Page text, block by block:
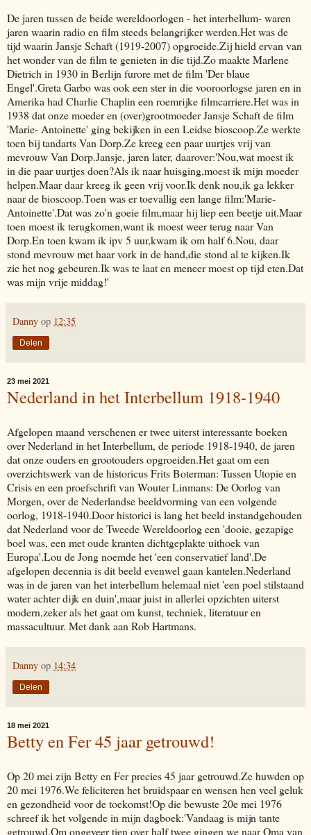
De jaren tussen de beide wereldoorlogen - het interbellum- waren
jaren waarin radio en film steeds belangrijker werden.Het was de
tijd waarin Jansje Schaft (1919-2007) opgroeide.Zij hield ervan van
het wonder van de film te genieten in die tijd.Zo maakte Marlene
Dietrich in 1930 in Berlijn furore met de film 'Der blaue
Engel'.Greta Garbo was ook een ster in die vooroorlogse jaren en in
Amerika had Charlie Chaplin een roemrijke filmcarriere.Het was in
1938 dat onze moeder en (over)grootmoeder Jansje Schaft de film
'Marie- Antoinette' ging bekijken in een Leidse bioscoop.Ze werkte
toen bij tandarts Van Dorp.Ze kreeg een paar uurtjes vrij van
mevrouw Van Dorp.Jansje, jaren later, daarover:'Nou,wat moest ik
in die paar uurtjes doen?Als ik naar huisging,moest ik mijn moeder
helpen.Maar daar kreeg ik geen vrij voor.Ik denk nou,ik ga lekker
naar de bioscoop.Toen was er toevallig een lange film:'Marie-
Antoinette'.Dat was zo'n goeie film,maar hij liep een beetje uit.Maar
toen moest ik terugkomen,want ik moest weer terug naar Van
Dorp.En toen kwam ik ipv 5 uur,kwam ik om half 6.Nou, daar
stond mevrouw met haar vork in de hand,die stond al te kijken.Ik
zie het nog gebeuren.Ik was te laat en meneer moest op tijd eten.Dat
was mijn vrije middag!'
Danny op 12:35
Delen
23 mei 2021
Nederland in het Interbellum 1918-1940
Afgelopen maand verschenen er twee uiterst interessante boeken
over Nederland in het Interbellum, de periode 1918-1940, de jaren
dat onze ouders en grootouders opgroeiden.Het gaat om een
overzichtswerk van de historicus Frits Boterman: Tussen Utopie en
Crisis en een proefschrift van Wouter Linmans: De Oorlog van
Morgen, over de Nederlandse beeldvorming van een volgende
oorlog, 1918-1940.Door historici is lang het beeld instandgehouden
dat Nederland voor de Tweede Wereldoorlog een 'dooie, gezapige
boel was, een met oude kranten dichtgeplakte uithoek van
Europa'.Lou de Jong noemde het 'een conservatief land'.De
afgelopen decennia is dit beeld evenwel gaan kantelen.Nederland
was in de jaren van het interbellum helemaal niet 'een poel stilstaand
water achter dijk en duin',maar juist in allerlei opzichten uiterst
modern,zeker als het gaat om kunst, techniek, literatuur en
massacultuur. Met dank aan Rob Hartmans.
Danny op 14:34
Delen
18 mei 2021
Betty en Fer 45 jaar getrouwd!
Op 20 mei zijn Betty en Fer precies 45 jaar getrouwd.Ze huwden op
20 mei 1976.We feliciteren het bruidspaar en wensen hen veel geluk
en gezondheid voor de toekomst!Op die bewuste 20e mei 1976
schreef ik het volgende in mijn dagboek:'Vandaag is mijn tante
getrouwd.Om ongeveer tien over half twee gingen we naar Oma van